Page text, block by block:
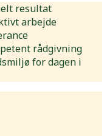
resultat
arbejde
rådgivning
for dagen i